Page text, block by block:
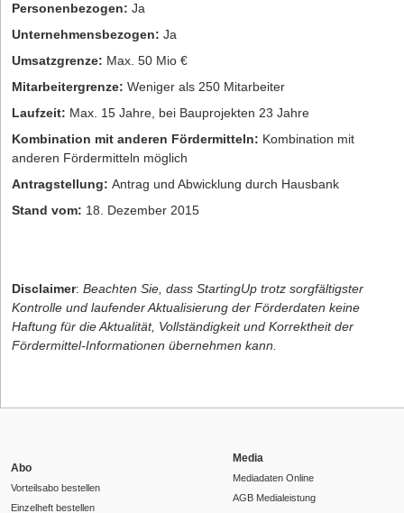
Personenbezogen: Ja
Unternehmensbezogen: Ja
Umsatzgrenze: Max. 50 Mio €
Mitarbeitergrenze: Weniger als 250 Mitarbeiter
Laufzeit: Max. 15 Jahre, bei Bauprojekten 23 Jahre
Kombination mit anderen Fördermitteln: Kombination mit
anderen Fördermitteln möglich
Antragstellung: Antrag und Abwicklung durch Hausbank
Stand vom: 18. Dezember 2015
Disclaimer: Beachten Sie, dass StartingUp trotz sorgfältigster
Kontrolle und laufender Aktualisierung der Förderdaten keine
Haftung für die Aktualität, Vollständigkeit und Korrektheit der
Fördermittel-Informationen übernehmen kann.
Abo
Vorteilsabo bestellen
Einzelheft bestellen
Media
Mediadaten Online
AGB Medialeistung